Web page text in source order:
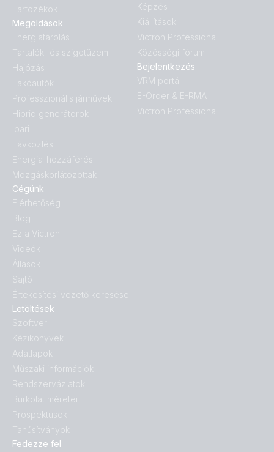
Tartozékok
Fedezze fel
Letöltések
Szoftver
Kézikönyvek
Adatlapok
Műszaki információk
Rendszervázlatok
Burkolat méretei
Prospektusok
Tanúsítványok
Megoldások
Energiatárolás
Tartalék- és szigetüzem
Hajózás
Lakóautók
Professzionális járművek
Hibrid generátorok
Ipari
Távközlés
Energia-hozzáférés
Mozgáskorlátozottak
Cégünk
Elérhetőség
Blog
Ez a Victron
Videók
Állások
Sajtó
Értekesítési vezető keresése
Képzés
Kiállítások
Victron Professional
Közösségi fórum
Bejelentkezés
VRM portál
E-Order & E-RMA
Victron Professional